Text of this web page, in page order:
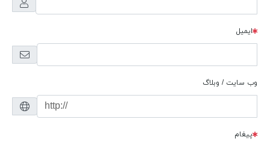
ایمیل
وب سایت / وبلاگ
پیغام